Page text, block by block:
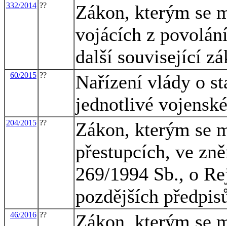
332/2014 ??
Zákon, kterým se
vojácích z
další související
60/2015 ??
Nařízení vlády o
jednotlivé
204/2015 ??
Zákon, kterým se
přestupcích, ve
269/1994 Sb., o
pozdějších
46/2016 ?? Zákon, kterým se